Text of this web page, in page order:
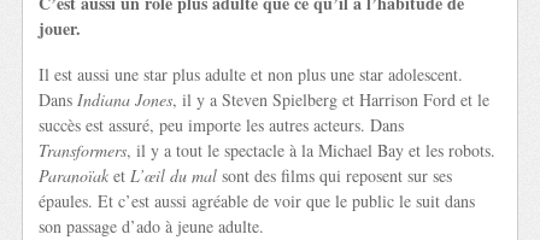
jouer.
Il est aussi une star plus adulte et non plus une star adolescent.
DansIndiana Jones, il y a Steven Spielberg et Harrison Ford et le
succès est assuré, peu importe les autres acteurs. Dans
Transformers, il y a tout le spectacle à la Michael Bay et les robots.
Paranoïak etL’œil du mal sont des films qui reposent sur ses
épaules. Et c’est aussi agréable de voir que le public le suit dans
son passage d’ado à jeune adulte.